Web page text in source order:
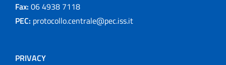
Fax: 06 4938 7118
PEC: protocollo.centrale@pec.iss.it
PRIVACY